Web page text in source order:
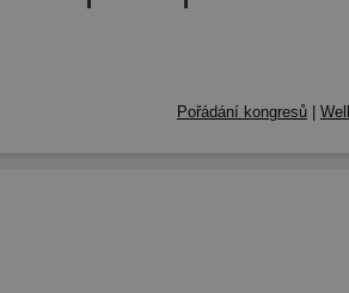
Pořádání kongresů